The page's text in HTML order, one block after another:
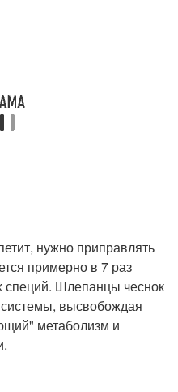
нужно приправлять
примерно в 7 раз
специй. Шлепанцы чеснок
высвобождая
метаболизм и